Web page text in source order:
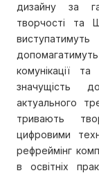
дизайну за
творчості та
комунікації
значущість
актуального
тривають
цифровими
рефреймінг
в освітніх